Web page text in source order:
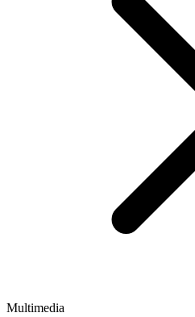
Multimedia